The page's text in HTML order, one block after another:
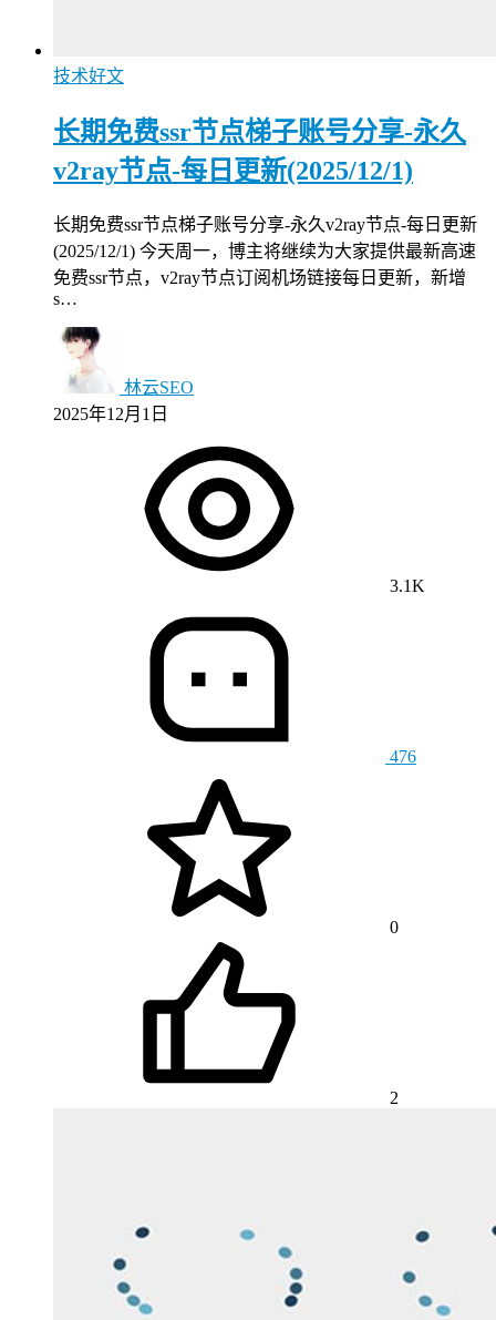
技术好文
长期免费ssr节点梯子账号分享-永久
v2ray节点-每日更新(2025/12/1)
长期免费ssr节点梯子账号分享-永久v2ray节点-每日更新
(2025/12/1) 今天周一，博主将继续为大家提供最新高速
免费ssr节点，v2ray节点订阅机场链接每日更新，新增
s…
林云SEO
2025年12月1日
3.1K
476
0
2